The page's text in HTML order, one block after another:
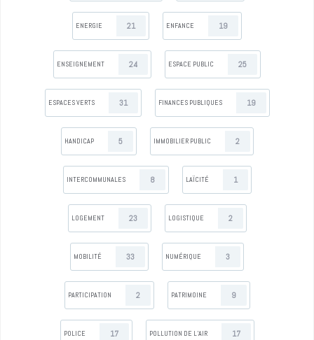
ENERGIE 21 ENFANCE 19
ENSEIGNEMENT 24 ESPACE PUBLIC 25
ESPACES VERTS 31 FINANCES PUBLIQUES 19
HANDICAP 5 IMMOBILIER PUBLIC 2
INTERCOMMUNALES 8 LAÏCITÉ 1
LOGEMENT 23 LOGISTIQUE 2
MOBILITÉ 33 NUMÉRIQUE 3
PARTICIPATION 2 PATRIMOINE 9
POLICE 17 POLLUTION DE L’AIR 17